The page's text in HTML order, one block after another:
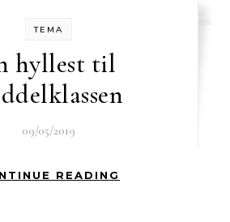
TEMA
hyllest til
09/05/2019
READING